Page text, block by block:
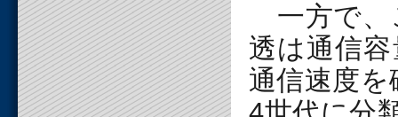
一方で、
透は通信
通信速度